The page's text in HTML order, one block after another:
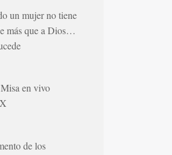
un mujer no tiene
más que a Dios…
en vivo
de los